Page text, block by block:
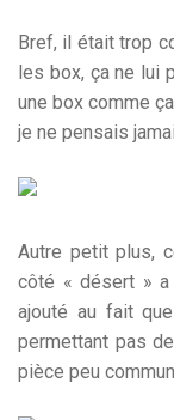
Bref, il était trop
les box, ça ne lui
une box comme
je ne pensais
Autre petit plus,
côté « désert » a
ajouté au fait
permettant pas
pièce peu